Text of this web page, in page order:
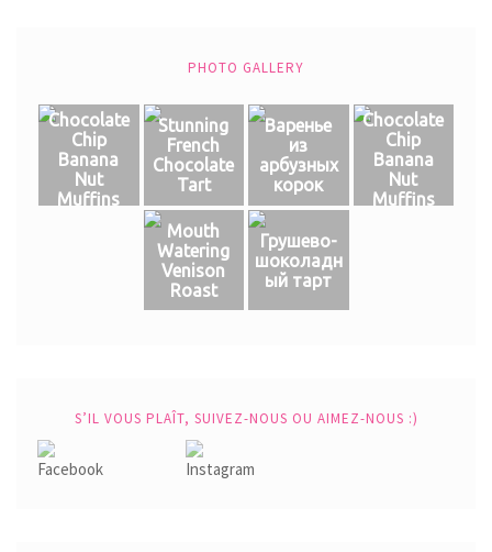
PHOTO GALLERY
Chocolate
Chip
Banana
Nut
Muffins
Stunning
French
Chocolate
Tart
Варенье
из
арбузных
корок
Chocolate
Chip
Banana
Nut
Muffins
Mouth
Watering
Venison
Roast
Грушево-
шоколадн
ый тарт
S’IL VOUS PLAÎT, SUIVEZ-NOUS OU AIMEZ-NOUS :)